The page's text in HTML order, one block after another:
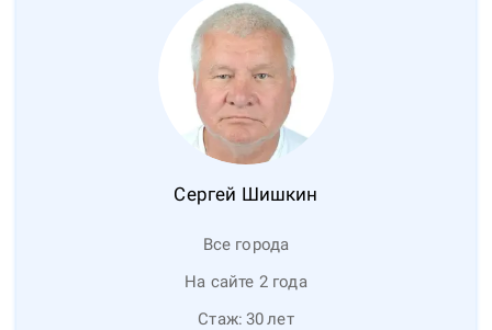
Сергей Шишкин
Все города
На сайте 2 года
Стаж: 30лет